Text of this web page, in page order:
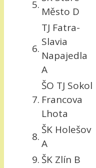
5.
Město D
6.
TJ Fatra-
Slavia
Napajedla
A
7.
ŠO TJ Sokol
Francova
Lhota
8.
ŠK Holešov
A
9. ŠK Zlín B